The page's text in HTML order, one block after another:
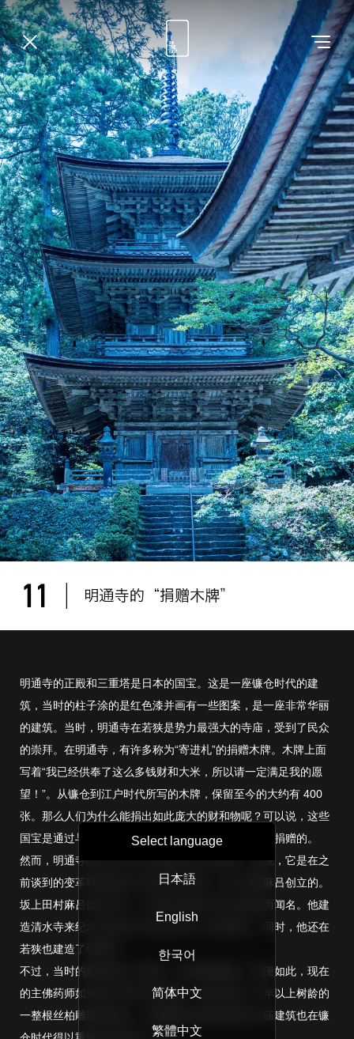
明通寺的正殿和三重塔是日本的国宝。这是一座镰仓时代的建
筑，当时的柱子涂的是红色漆并画有一些图案，是一座非常华丽
的建筑。当时，明通寺在若狭是势力最强大的寺庙，受到了民众
的崇拜。在明通寺，有许多称为“寄进札”的捐赠木牌。木牌上面
写着“我已经供奉了这么多钱财和大米，所以请一定满足我的愿
望！”。从镰仓到江户时代所写的木牌，保留至今的大约有 400
张。那么人们为什么能捐出如此庞大的财和物呢？可以说，这些
国宝是通过与中国大陆以及北前船贸易得到的财富来捐赠的。
然而，明通寺的历史并不是从镰仓时代开始的。据说，它是在之
前谈到的变革时期由伟大的征夷大将軍；坂上田村麻吕创立的。
坂上田村麻吕擅长武术，以成功击败日本东北地区而闻名。他建
造清水寺来纪念在战争中丧生的东北人民而闻名，同时，他还在
若狭也建造了明通寺。
不过，当时的建筑被大火吞噬，主佛也被烧毁。即便如此，现在
的主佛药师如来是平安时代末期的，据说使用了千年以上树龄的
一整根丝柏雕刻而成的。与佛像相比更难保留的寺庙建筑也在镰
Select language
日本語
English
한국어
简体中文
繁體中文